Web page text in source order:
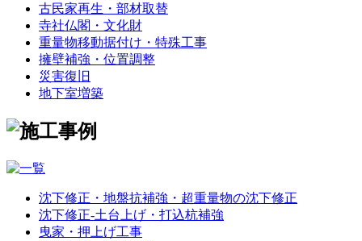
古民家再生・部材取替
寺社仏閣・文化財
重量物移動据付け・特殊工事
擁壁補強・位置調整
災害復旧
地下室増築
沈下修正・地盤抗補強・超重量物の沈下修正
沈下修正-土台上げ・打込杭補強
曳家・押上げ工事